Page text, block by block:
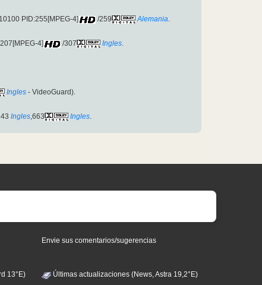
PID:255[MPEG-4] /259 Alemania.
4] /307 Ingles.
Ingles - VideoGuard).
Ingles ,663 Ingles
Envie sus comentarios/sugerencias
13°E) Últimas actualizaciones (News, Astra 19,2°E)